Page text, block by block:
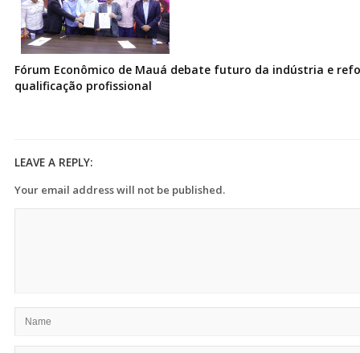
Fórum Econômico de Mauá debate futuro da indústria e
qualificação profissional
LEAVE A REPLY:
Your email address will not be published.